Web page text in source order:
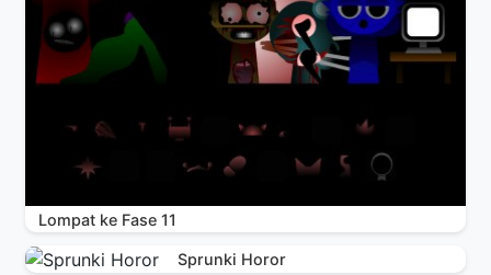
Lompat ke Fase 11
Sprunki Horor